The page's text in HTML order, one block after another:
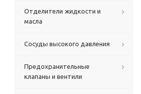
Отделители жидкости и
масла
Сосуды высокого давления
Предохранительные
клапаны и вентили